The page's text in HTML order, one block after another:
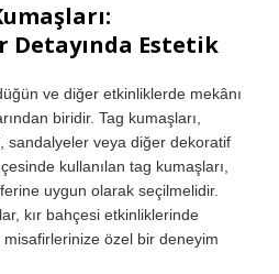
Estetik
ve diğer etkinliklerde mekânı
biridir. Tag kumaşları,
sandalyeler veya diğer dekoratif
kullanılan tag kumaşları,
uygun olarak seçilmelidir.
kır bahçesi etkinliklerinde
özel bir deneyim